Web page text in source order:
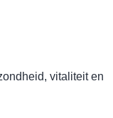
vitaliteit en